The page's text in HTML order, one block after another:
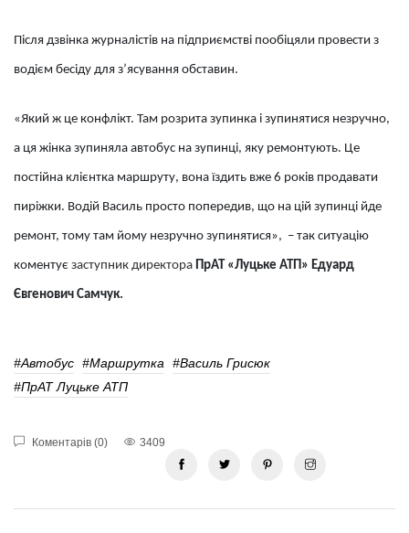
Після дзвінка журналістів на підприємстві пообіцяли провести з
водієм бесіду для з’ясування обставин.
«Який ж це конфлікт. Там розрита зупинка і зупинятися незручно,
а ця жінка зупиняла автобус на зупинці, яку ремонтують. Це
постійна клієнтка маршруту, вона їздить вже 6 років продавати
пиріжки. Водій Василь просто попередив, що на цій зупинці йде
ремонт, тому там йому незручно зупинятися», – так ситуацію
коментує заступник директора ПрАТ «Луцьке АТП» Едуард
Євгенович Самчук.
#автобус #маршрутка
#Василь Грисюк
#ПрАТ Луцьке АТП
Коментарів (0) 3409